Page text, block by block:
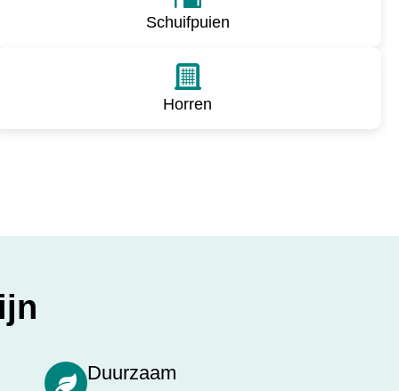
Schuifpuien
Horren
Duurzaam